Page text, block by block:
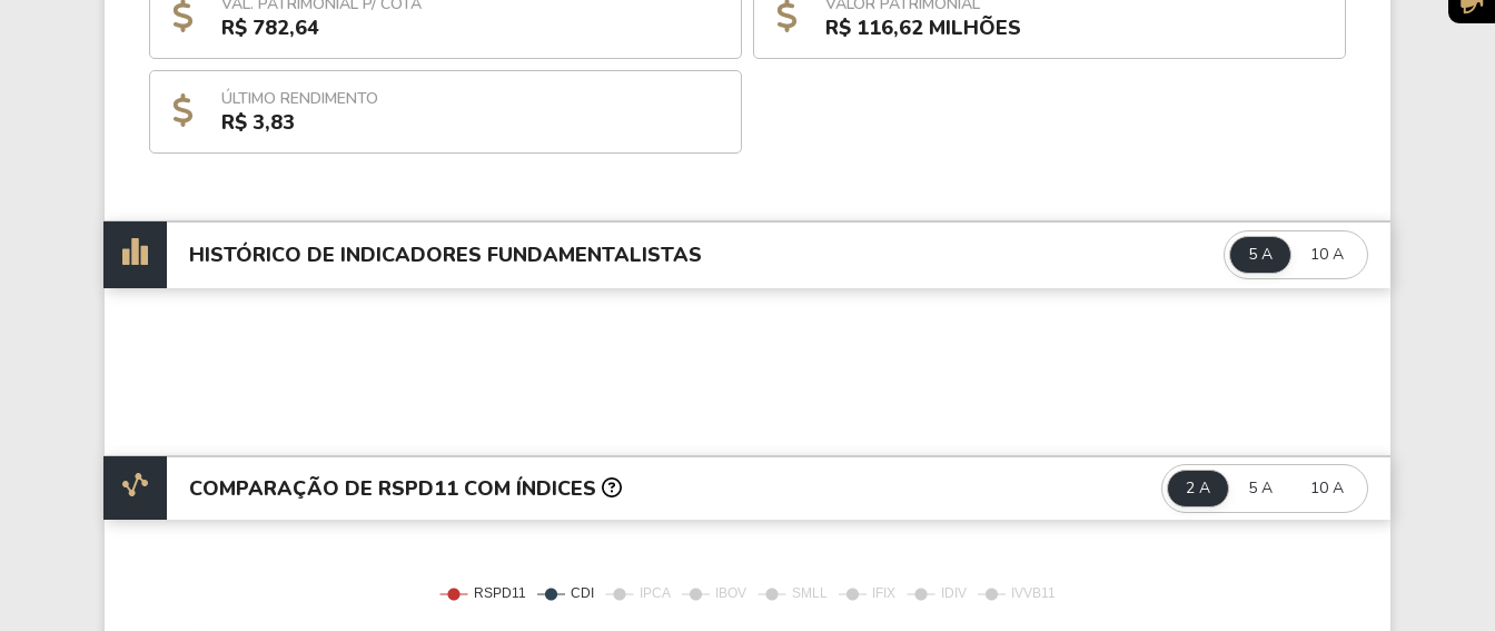
R$ 782,64 R$ 116,62 MILHÕES
ÚLTIMO RENDIMENTO
R$ 3,83
HISTÓRICO DE INDICADORES FUNDAMENTALISTAS 5 A 10 A
COMPARAÇÃO DE RSPD11 COM ÍNDICES 2 A 5 A 10 A